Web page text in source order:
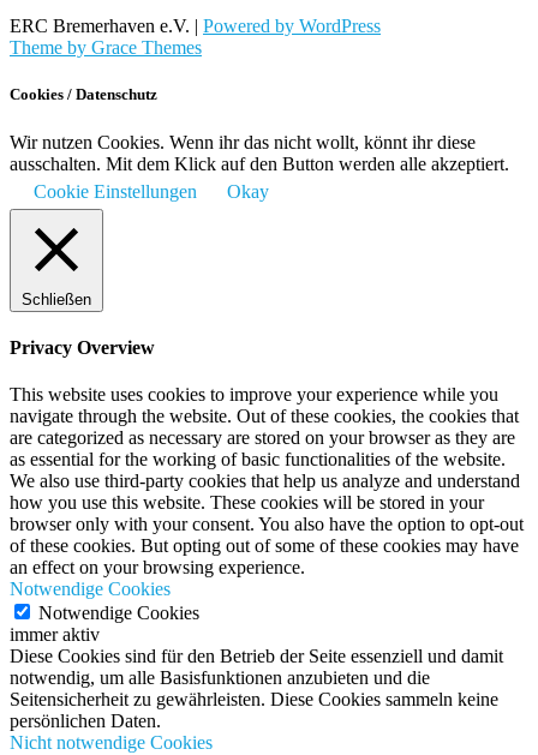
ERC Bremerhaven e.V. | Powered by WordPress
Theme by Grace Themes
Cookies / Datenschutz
Wir nutzen Cookies. Wenn ihr das nicht wollt, könnt ihr diese
ausschalten. Mit dem Klick auf den Button werden alle akzeptiert.
Cookie Einstellungen
Okay
Schließen
Privacy Overview
This website uses cookies to improve your experience while you
navigate through the website. Out of these cookies, the cookies that
are categorized as necessary are stored on your browser as they are
as essential for the working of basic functionalities of the website.
We also use third-party cookies that help us analyze and understand
how you use this website. These cookies will be stored in your
browser only with your consent. You also have the option to opt-out
of these cookies. But opting out of some of these cookies may have
an effect on your browsing experience.
Notwendige Cookies
Notwendige Cookies
immer aktiv
Diese Cookies sind für den Betrieb der Seite essenziell und damit
notwendig, um alle Basisfunktionen anzubieten und die
Seitensicherheit zu gewährleisten. Diese Cookies sammeln keine
persönlichen Daten.
Nicht notwendige Cookies